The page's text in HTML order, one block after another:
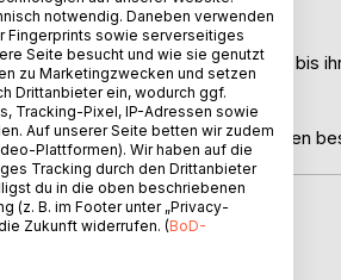
wirklichen Feind noch immer nicht, bis
für Menschen, die sich auf den
BEI
notwendig. Daneben verwenden
Fingerprints sowie serverseitiges
Seite besucht und wie sie genutzt
zu Marketingzwecken und setzen
Drittanbieter ein, wodurch ggf.
Tracking-Pixel, IP-Adressen sowie
Auf unserer Seite betten wir zudem
Plattformen). Wir haben auf die
Tracking durch den Drittanbieter
du in die oben beschriebenen
(z. B. im Footer unter „Privacy-
Zukunft widerrufen. (BoD-